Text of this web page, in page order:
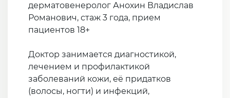
дерматовенеролог Анохин Владислав
Романович, стаж 3 года, прием
пациентов 18+
Доктор занимается диагностикой,
лечением и профилактикой
заболеваний кожи, её придатков
(волосы, ногти) и инфекций,